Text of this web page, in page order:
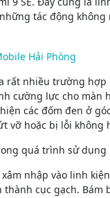
tác động
rất nhiều trường
cường lực cho màn
các đốm đen ở
vỡ hoặc bị lỗi không
quá trình sử dụng
nhập vào linh
cục gạch. Bám